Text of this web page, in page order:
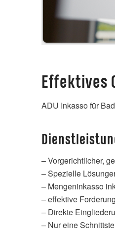
Effektives
ADU Inkasso für
– Vorgerichtlicher,
– Spezielle
– Mengeninkasso
– effektive
– Direkte
– Nur eine